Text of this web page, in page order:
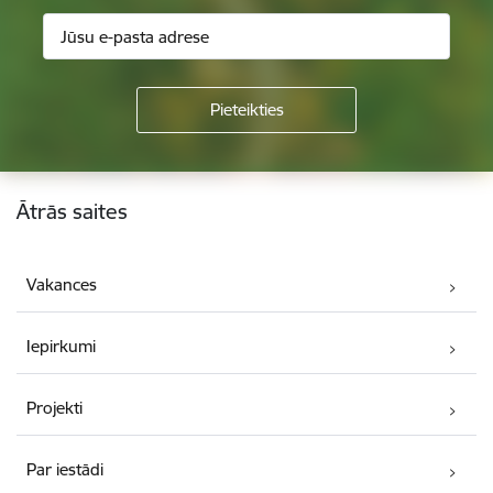
Kājene
Ātrās saites
Vakances
Iepirkumi
Projekti
Par iestādi